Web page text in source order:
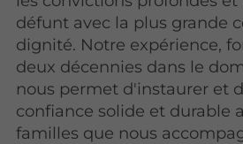
défunt avec la plus grande
dignité. Notre expérience,
deux décennies dans le
nous permet d'instaurer et
confiance solide et durable
familles que nous